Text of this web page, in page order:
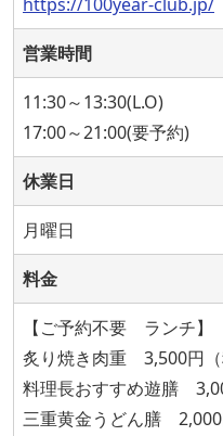
営業時間
11:30～13:30(L.O)
17:00～21:00(要予約)
休業日
月曜日
料金
【ご予約不要 ランチ】
炙り焼き肉重 3,500円（
料理長おすすめ遊膳
三重黄金うどん膳 2,000